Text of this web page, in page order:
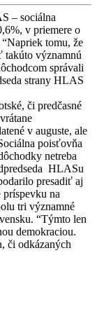
– sociálna
v priemere o
tomu, že
takúto významnú
správali
strany HLAS
či predčasné
v auguste, ale
poisťovňa
netreba
HLASu
presadiť aj
príspevku na
tri významné
“Týmto len
demokraciou.
či odkázaných